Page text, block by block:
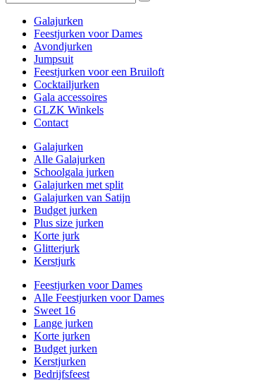
Galajurken
Feestjurken voor Dames
Avondjurken
Jumpsuit
Feestjurken voor een Bruiloft
Cocktailjurken
Gala accessoires
GLZK Winkels
Contact
Galajurken
Alle Galajurken
Schoolgala jurken
Galajurken met split
Galajurken van Satijn
Budget jurken
Plus size jurken
Korte jurk
Glitterjurk
Kerstjurk
Feestjurken voor Dames
Alle Feestjurken voor Dames
Sweet 16
Lange jurken
Korte jurken
Budget jurken
Kerstjurken
Bedrijfsfeest